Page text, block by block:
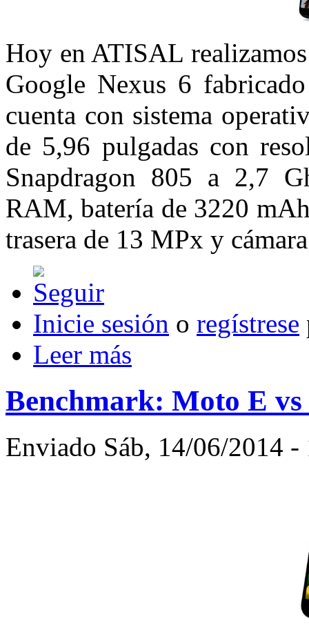
Hoy en ATISAL
Google Nexus 6
cuenta con sistema
de 5,96 pulgadas con
Snapdragon 805 a 2,7
RAM, batería de 3220
trasera de 13 MPx y
Inicie sesión o regístrese
Leer más
Benchmark: Moto E
Enviado Sáb, 14/06/2014